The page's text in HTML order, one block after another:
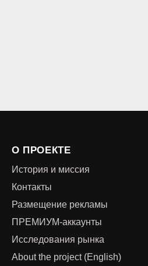
О ПРОЕКТЕ
История и миссия
Контакты
Размещение рекламы
ПРЕМИУМ-аккаунты
Исследования рынка
About the project (English)